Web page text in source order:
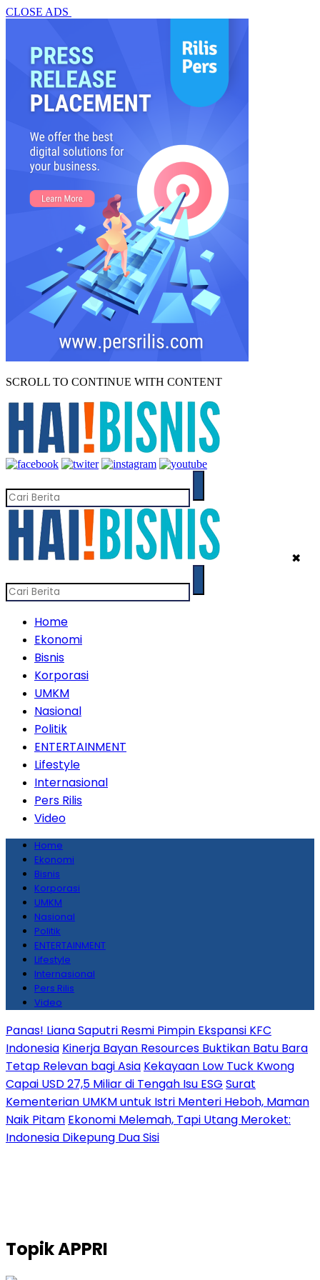
CLOSE ADS
SCROLL TO CONTINUE WITH CONTENT
✖
Home
Ekonomi
Bisnis
Korporasi
UMKM
Nasional
Politik
ENTERTAINMENT
Lifestyle
Internasional
Pers Rilis
Video
Home
Ekonomi
Bisnis
Korporasi
UMKM
Nasional
Politik
ENTERTAINMENT
Lifestyle
Internasional
Pers Rilis
Video
Panas! Liana Saputri Resmi Pimpin Ekspansi KFC
Indonesia Kinerja Bayan Resources Buktikan Batu Bara
Tetap Relevan bagi Asia Kekayaan Low Tuck Kwong
Capai USD 27,5 Miliar di Tengah Isu ESG Surat
Kementerian UMKM untuk Istri Menteri Heboh, Maman
Naik Pitam Ekonomi Melemah, Tapi Utang Meroket:
Indonesia Dikepung Dua Sisi
TopikAPPRI